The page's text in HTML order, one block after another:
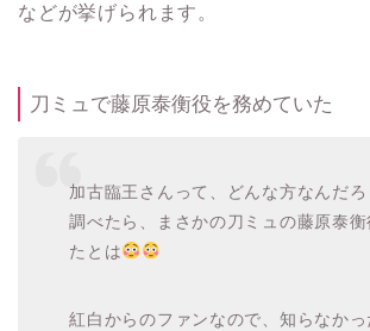
などが挙げられます。
刀ミュで藤原泰衡役を務めていた
加古臨王さんって、どんな方なんだろ
調べたら、まさかの刀ミュの藤原泰衡
たとは
紅白からのファンなので、知らなかっ